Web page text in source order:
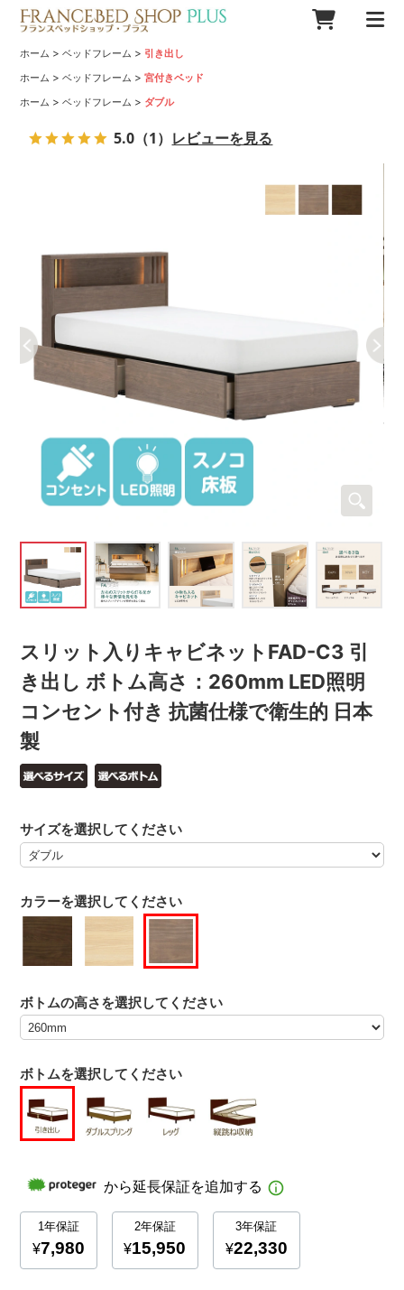
ホーム >ベッドフレーム > 引き出し
ホーム >ベッドフレーム >宮付きベッド
ホーム >ベッドフレーム > ダブル
スリット入りキャビネットFAD-C3 引
き出し ボトム高さ：260mm LED照明
コンセント付き 抗菌仕様で衛生的 日本
製
カラーを選択してください
サイズを選択してください
ボトムの高さを選択してください
ボトムを選択してください
5.0 （1） レビューを見る